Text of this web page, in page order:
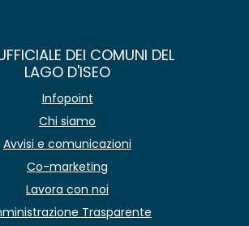
DEI COMUNI DEL
LAGO D'ISEO
Infopoint
Chi siamo
Avvisi e comunicazioni
Co-marketing
Lavora con noi
Trasparente